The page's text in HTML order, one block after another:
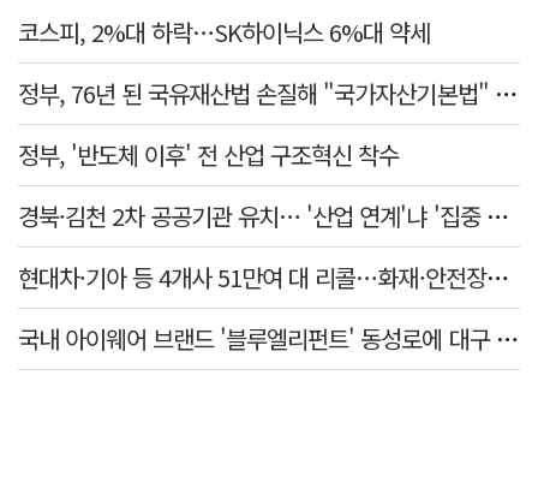
코스피, 2%대 하락…SK하이닉스 6%대 약세
정부, 76년 된 국유재산법 손질해 "국가자산기본법" 만든다
정부, '반도체 이후' 전 산업 구조혁신 착수
경북·김천 2차 공공기관 유치… '산업 연계'냐 '집중 배치'냐
현대차·기아 등 4개사 51만여 대 리콜…화재·안전장치 결함 확인
국내 아이웨어 브랜드 '블루엘리펀트' 동성로에 대구 매장 첫선